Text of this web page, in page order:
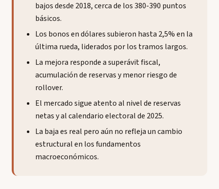
bajos desde 2018, cerca de los 380-390 puntos
básicos.
Los bonos en dólares subieron hasta 2,5% en la
última rueda, liderados por los tramos largos.
La mejora responde a superávit fiscal,
acumulación de reservas y menor riesgo de
rollover.
El mercado sigue atento al nivel de reservas
netas y al calendario electoral de 2025.
La baja es real pero aún no refleja un cambio
estructural en los fundamentos
macroeconómicos.